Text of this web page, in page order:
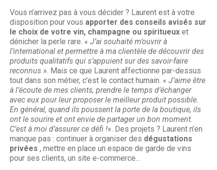
Vous n’arrivez pas à vous décider ? Laurent est à votre
disposition pour vous apporter des conseils avisés sur
le choix de votre vin, champagne ou spiritueux et
dénicher la perle rare. « J’ai souhaité m’ouvrir à
l’international et permettre à ma clientèle de découvrir des
produits qualitatifs qui s’appuient sur des savoir-faire
reconnus ». Mais ce que Laurent affectionne par-dessus
tout dans son métier, c’est le contact humain. « J’aime être
à l’écoute de mes clients, prendre le temps d’échanger
avec eux pour leur proposer le meilleur produit possible.
En général, quand ils poussent la porte de la boutique, ils
ont le sourire et ont envie de partager un bon moment.
C’est à moi d’assurer ce défi !». Des projets ? Laurent n’en
manque pas : continuer à organiser des dégustations
privées , mettre en place un espace de garde de vins
pour ses clients, un site e-commerce…